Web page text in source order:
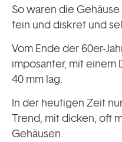
So waren die
fein und diskret und
Vom Ende der 60er-
imposanter, mit einem
40 mm lag.
In der heutigen Zeit
Trend, mit dicken, oft
Gehäusen.